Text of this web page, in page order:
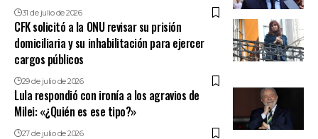
31 de julio de 2026
CFK solicitó a la ONU revisar su prisión
domiciliaria y su inhabilitación para ejercer
cargos públicos
29 de julio de 2026
Lula respondió con ironía a los agravios de
Milei: «¿Quién es ese tipo?»
27 de julio de 2026